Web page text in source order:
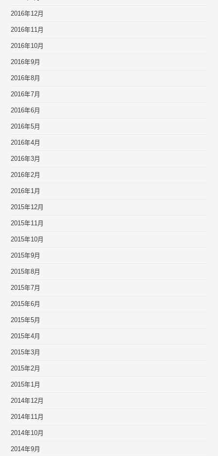
2016年12月
2016年11月
2016年10月
2016年9月
2016年8月
2016年7月
2016年6月
2016年5月
2016年4月
2016年3月
2016年2月
2016年1月
2015年12月
2015年11月
2015年10月
2015年9月
2015年8月
2015年7月
2015年6月
2015年5月
2015年4月
2015年3月
2015年2月
2015年1月
2014年12月
2014年11月
2014年10月
2014年9月